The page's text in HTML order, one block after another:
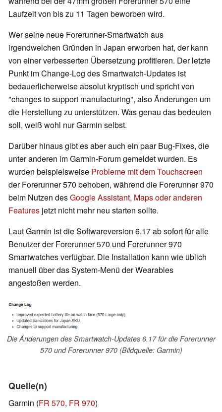
Laufzeit von bis zu 11 Tagen beworben wird.
Wer seine neue Forerunner-Smartwatch aus
irgendwelchen Gründen in Japan erworben hat, der kann
von einer verbesserten Übersetzung profitieren. Der letzte
Punkt im Change-Log des Smartwatch-Updates ist
bedauerlicherweise absolut kryptisch und spricht von
"changes to support manufacturing", also Änderungen um
die Herstellung zu unterstützen. Was genau das bedeuten
soll, weiß wohl nur Garmin selbst.
Darüber hinaus gibt es aber auch ein paar Bug-Fixes, die
unter anderen im Garmin-Forum gemeldet wurden. Es
wurden beispielsweise Probleme mit dem Touchscreen
der Forerunner 570 behoben, während die Forerunner 970
beim Nutzen desGoogle Assistant, Maps oder anderen
Features jetzt nicht mehr neu starten sollte.
Laut Garmin ist die Softwareversion 6.17 ab sofort für alle
Benutzer der Forerunner 570 und Forerunner 970
Smartwatches verfügbar. Die Installation kann wie üblich
manuell über das System-Menü der Wearables
angestoßen werden.
Die Änderungen des Smartwatch-Updates 6.17 für die Forerunner
570 und Forerunner 970 (Bildquelle: Garmin)
Quelle(n)
Garmin (FR 570, FR 970)